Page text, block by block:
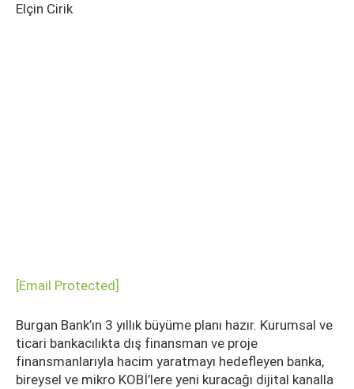
Elçin Cirik
[email Protected]
Burgan Bank’ın 3 yıllık büyüme planı hazır. Kurumsal ve
ticari bankacılıkta dış finansman ve proje
finansmanlarıyla hacim yaratmayı hedefleyen banka,
bireysel ve mikro KOBİ’lere yeni kuracağı dijital kanalla